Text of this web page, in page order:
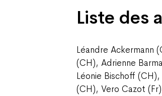
Liste des
Léandre Ackermann
(CH), Adrienne
Léonie Bischoff
(CH), Vero Cazot